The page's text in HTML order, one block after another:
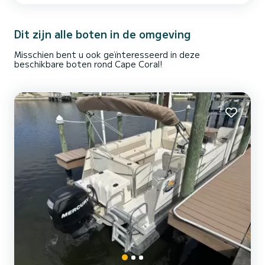
Dit zijn alle boten in de omgeving
Misschien bent u ook geïnteresseerd in deze
beschikbare boten rond Cape Coral!